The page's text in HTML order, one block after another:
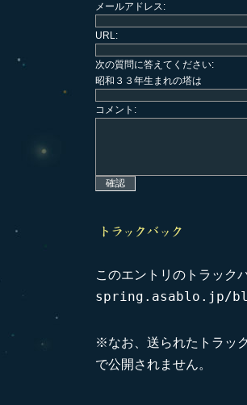
メールアドレス:
URL:
次の質問に答えてください:
昭和３３年生まれの塔は
コメント:
このエントリのトラック
spring.asablo.jp/
※なお、送られたトラッ
で公開されません。